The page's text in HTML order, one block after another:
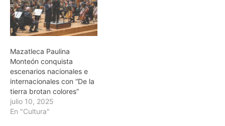
Mazatleca Paulina
Monteón conquista
escenarios nacionales e
internacionales con “De la
tierra brotan colores”
julio 10, 2025
En "Cultura"